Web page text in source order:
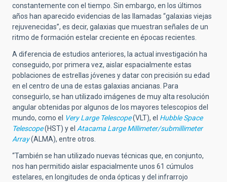
constantemente con el tiempo. Sin embargo, en los últimos
años han aparecido evidencias de las llamadas “galaxias viejas
rejuvenecidas”, es decir, galaxias que muestran señales de un
ritmo de formación estelar creciente en épocas recientes.
A diferencia de estudios anteriores, la actual investigación ha
conseguido, por primera vez, aislar espacialmente estas
poblaciones de estrellas jóvenes y datar con precisión su edad
en el centro de una de estas galaxias ancianas. Para
conseguirlo, se han utilizado imágenes de muy alta resolución
angular obtenidas por algunos de los mayores telescopios del
mundo, como el Very Large Telescope(VLT), el Hubble Space
Telescope(HST) y el Atacama Large Millimeter/submillimeter
Array(ALMA), entre otros.
“También se han utilizado nuevas técnicas que, en conjunto,
nos han permitido aislar espacialmente unos 61 cúmulos
estelares, en longitudes de onda ópticas y del infrarrojo